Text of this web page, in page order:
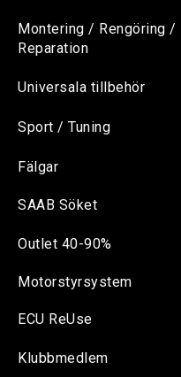
Montering / Rengöring /
Reparation
Universala tillbehör
Sport / Tuning
Fälgar
SAAB Söket
Outlet 40-90%
Motorstyrsystem
ECU ReUse
Klubbmedlem